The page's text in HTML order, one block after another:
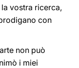
vostra ricerca,
con
non può
i miei